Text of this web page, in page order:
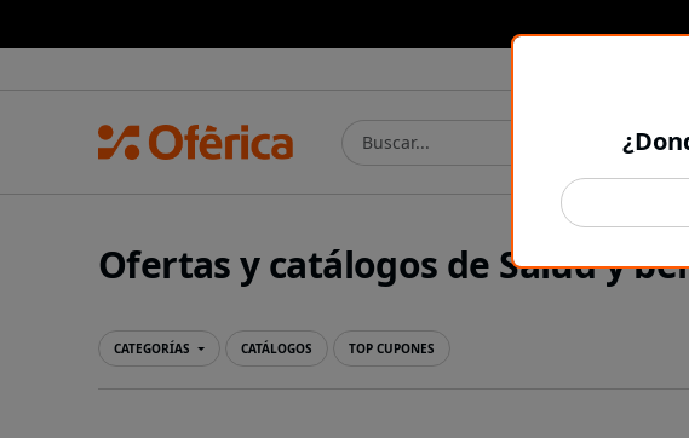
Prensa Ibérica
Ofertas y catálogos de Salud y
CATEGORÍAS CATÁLOGOS TOP CUPONES